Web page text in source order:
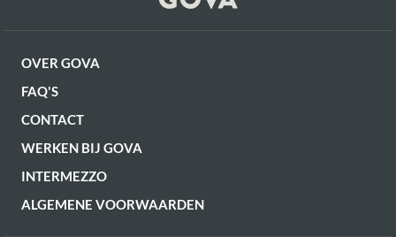
OVER GOVA
FAQ'S
CONTACT
WERKEN BIJ GOVA
INTERMEZZO
ALGEMENE VOORWAARDEN